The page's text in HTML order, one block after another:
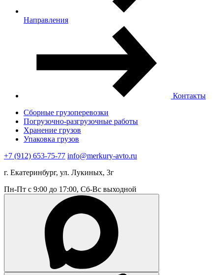
Направления
Контакты
Сборные грузоперевозки
Погрузочно-разгрузочные работы
Хранение грузов
Упаковка грузов
+7 (912) 653-75-77 info@merkury-avto.ru
г. Екатеринбург, ул. Лукиных, 3г
Пн-Пт с 9:00 до 17:00, Сб-Вс выходной